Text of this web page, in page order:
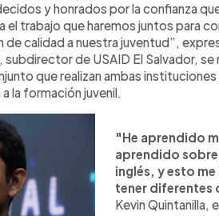
y honrados por la confianza
el trabajo que haremos juntos para
calidad a nuestra juventud”,
subdirector de USAID El Salvador,
que realizan ambas instituciones
la formación juvenil.
"He aprendido
aprendido
inglés, y esto
tener
Kevin Quintanilla,